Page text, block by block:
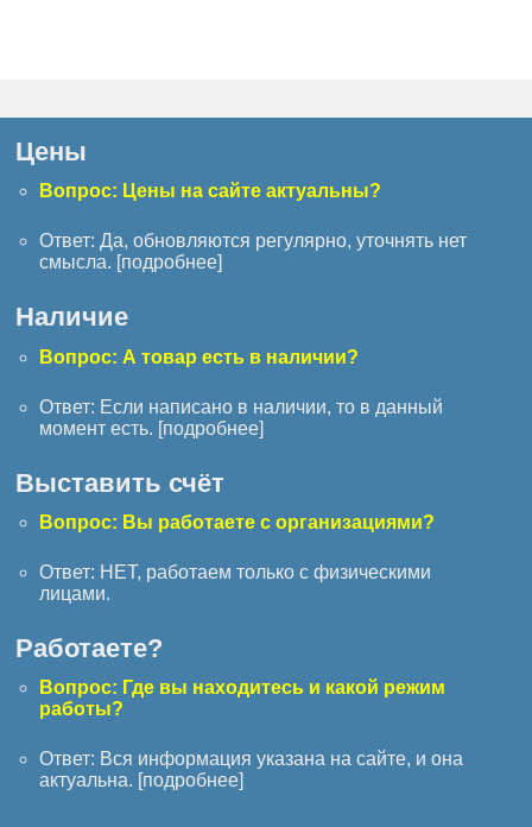
Цены
Вопрос: Цены на сайте актуальны?
Ответ: Да, обновляются регулярно, уточнять нет
смысла. [ подробнее
Наличие
Вопрос: А товар есть в наличии?
Ответ: Если написано в наличии, то в данный
момент есть. [подробнее]
Выставить счёт
Вопрос: Вы работаете с организациями?
Ответ: НЕТ, работаем только с физическими
лицами.
Работаете?
Вопрос: Где вы находитесь и какой режим
работы?
Ответ: Вся информация указана на сайте, и она
актуальна. [подробнее]